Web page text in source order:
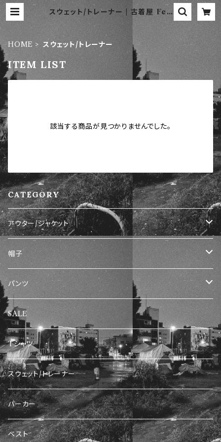
スウェット/トレーナー | 古着屋 Fee
HOME スウェット/トレーナー
ITEM LIST
該当する商品が見つかりませんでした。
CATEGORY
アウター/ジャケット
ナイロンジャケット
トラックジャケット
デニムジャケット
フリースジャケット
帽子
キャップ
パンツ
デニムパンツ/ジーンズ
ワークパンツ
SALE
Tシャツ
スウェット/トレーナー
パーカー
ベスト